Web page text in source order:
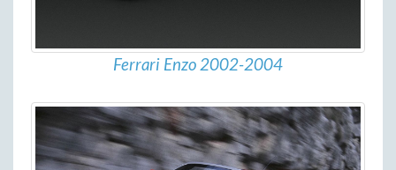
Ferrari Enzo 2002-2004